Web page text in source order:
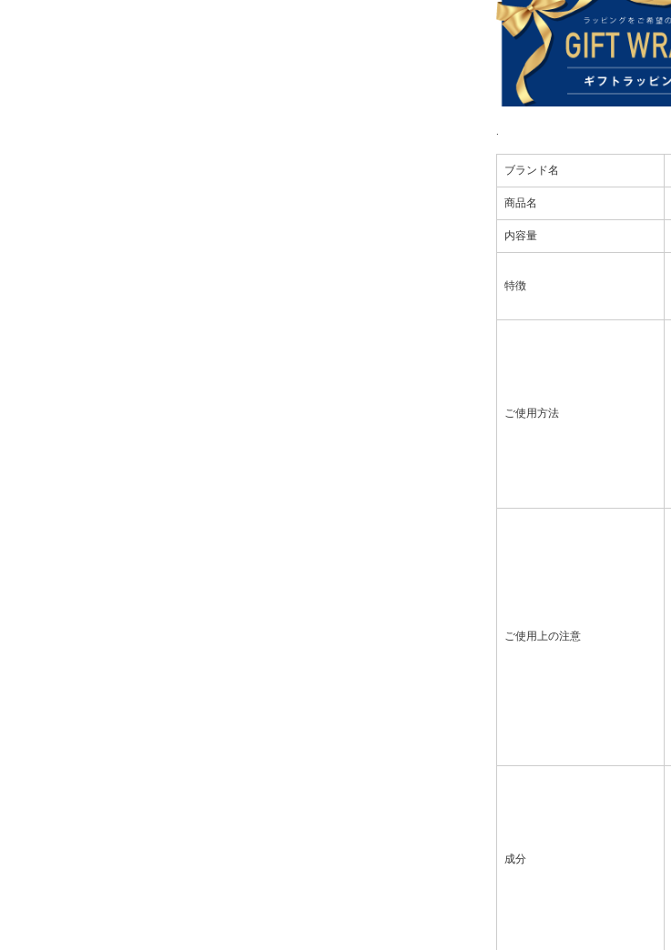
.
ブランド名
商品名
内容量
特徴
ご使用方法
ご使用上の注意
成分